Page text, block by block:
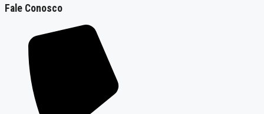
Fale Conosco